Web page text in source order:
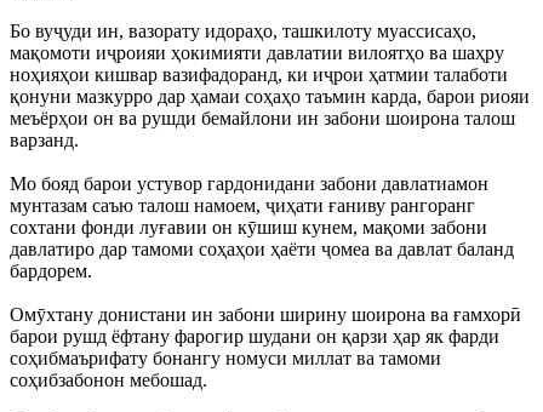
Бо вуҷуди ин, вазорату идораҳо, ташкилоту муассисаҳо,
мақомоти иҷроияи ҳокимияти давлатии вилоятҳо ва шаҳру
ноҳияҳои кишвар вазифадоранд, ки иҷрои ҳатмии талаботи
қонуни мазкурро дар ҳамаи соҳаҳо таъмин карда, барои риояи
меъёрҳои он ва рушди бемайлони ин забони шоирона талош
варзанд.
Мо бояд барои устувор гардонидани забони давлатиамон
мунтазам саъю талош намоем, ҷиҳати ғаниву рангоранг
сохтани фонди луғавии он кӯшиш кунем, мақоми забони
давлатиро дар тамоми соҳаҳои ҳаёти ҷомеа ва давлат баланд
бардорем.
Омӯхтану донистани ин забони ширину шоирона ва ғамхорӣ
барои рушд ёфтану фарогир шудани он қарзи ҳар як фарди
соҳибмаърифату бонангу номуси миллат ва тамоми
соҳибзабонон мебошад.